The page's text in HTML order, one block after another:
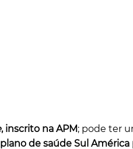
, inscrito na APM; pode ter
plano de saúde Sul América